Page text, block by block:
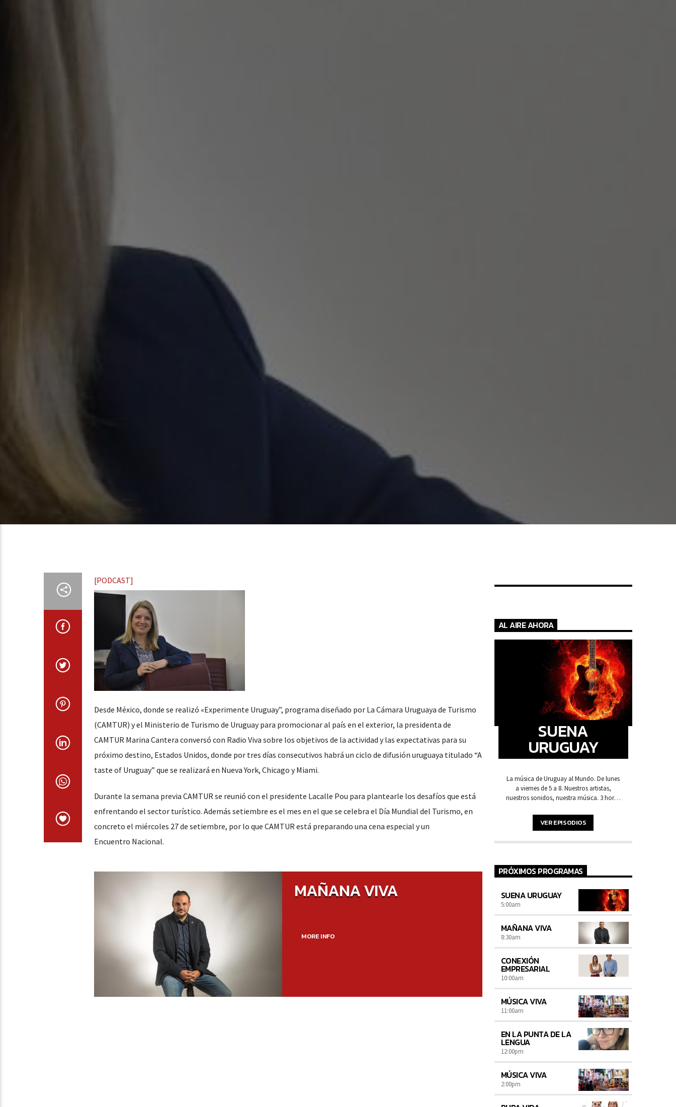
[PODCAST]
Desde México, donde se realizó «Experimente Uruguay”, programa diseñado por La Cámara Uruguaya de Turismo
(CAMTUR) y el Ministerio de Turismo de Uruguay para promocionar al país en el exterior, la presidenta de
CAMTUR Marina Cantera conversó con Radio Viva sobre los objetivos de la actividad y las expectativas para su
próximo destino, Estados Unidos, donde por tres días consecutivos habrá un ciclo de difusión uruguaya titulado “A
taste of Uruguay” que se realizará en Nueva York, Chicago y Miami.
Durante la semana previa CAMTUR se reunió con el presidente Lacalle Pou para plantearle los desafíos que está
enfrentando el sector turístico. Además setiembre es el mes en el que se celebra el Día Mundial del Turismo, en
concreto el miércoles 27 de setiembre, por lo que CAMTUR está preparando una cena especial y un
Encuentro Nacional.
MAÑANA VIVA
MORE INFO
AL AIRE AHORA
SUENA
URUGUAY
La música de Uruguay al Mundo. De lunes
a viernes de 5 a 8. Nuestros artistas,
nuestros sonidos, nuestra música. 3 horas
arrancar la mañana.
VER EPISODIOS
PRÓXIMOS PROGRAMAS
SUENA URUGUAY
5:00am
MAÑANA VIVA
8:30am
CONEXIÓN
EMPRESARIAL
10:00am
MÚSICA VIVA
11:00am
EN LA PUNTA DE LA
LENGUA
12:00pm
MÚSICA VIVA
2:00pm